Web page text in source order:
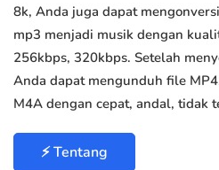
8k, Anda juga dapat
mp3 menjadi musik dengan
256kbps, 320kbps. Setelah
Anda dapat mengunduh file
M4A dengan cepat, andal, tidak
⚡ Tentang